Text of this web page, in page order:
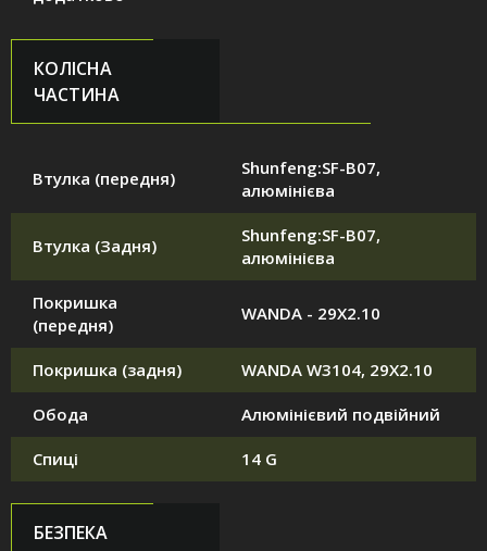
КОЛІСНА
ЧАСТИНА
Втулка (передня)
Shunfeng:SF-B07,
алюмінієва
Втулка (Задня)
Shunfeng:SF-B07,
алюмінієва
Покришка
(передня)
WANDA - 29X2.10
Покришка (задня) WANDA W3104, 29X2.10
Обода Алюмінієвий подвійний
Спиці 14 G
БЕЗПЕКА